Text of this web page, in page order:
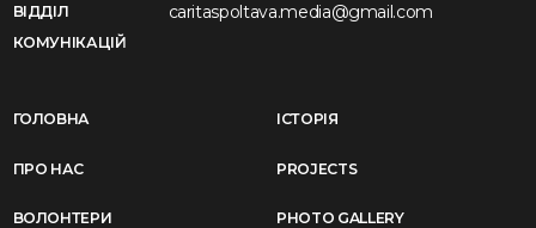
ВІДДІЛ
КОМУНІКАЦІЙ
caritaspoltava.media@gmail.com
ГОЛОВНА
ПРО НАС
ВОЛОНТЕРИ
ІСТОРІЯ
PROJECTS
PHOTO GALLERY